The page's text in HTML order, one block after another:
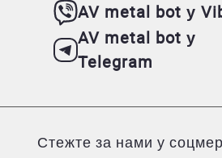
Профнастил продається в
AV metal bot у
AV metal bot у
Telegram
Стежте за нами у